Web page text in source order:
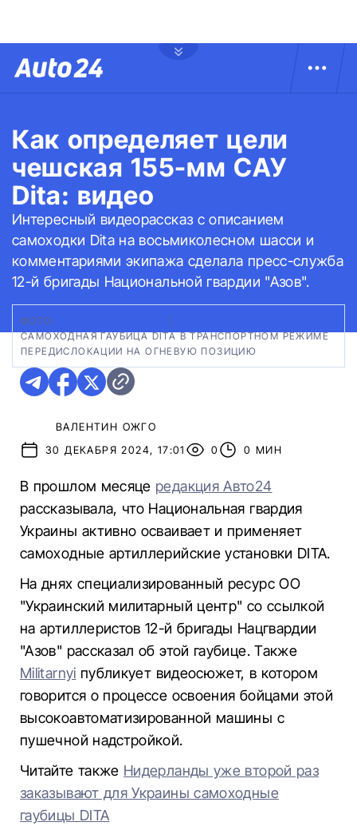
Как определяет цели
чешская 155-мм САУ
Dita: видео
Интересный видеорассказ с описанием
самоходки Dita на восьмиколесном шасси и
комментариями экипажа сделала пресс-служба
12-й бригады Национальной гвардии "Азов".
ФОТО:
САМОХОДНАЯ ГАУБИЦА DITA В ТРАНСПОРТНОМ РЕЖИМЕ
ПЕРЕДИСЛОКАЦИИ НА ОГНЕВУЮ ПОЗИЦИЮ
ВАЛЕНТИН ОЖГО
30 ДЕКАБРЯ 2024, 17:01
0 0 МИН
В прошлом месяце редакция Авто24
рассказывала, что Национальная гвардия
Украины активно осваивает и применяет
самоходные артиллерийские установки DITA.
На днях специализированный ресурс ОО
"Украинский милитарный центр" со ссылкой
на артиллеристов 12-й бригады Нацгвардии
"Азов" рассказал об этой гаубице. Также
Militarnyi публикует видеосюжет, в котором
говорится о процессе освоения бойцами этой
высокоавтоматизированной машины с
пушечной надстройкой.
Читайте также Нидерланды уже второй раз
заказывают для Украины самоходные
гаубицы DITA